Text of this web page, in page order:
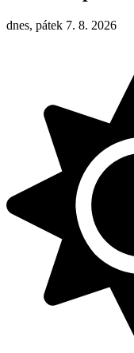
dnes, pátek 7. 8. 2026